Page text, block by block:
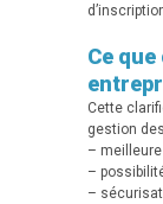
Ce
Cette
gestion
–
–
–